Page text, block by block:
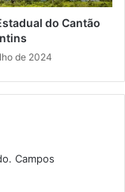
do Cantão
de 2024
Campos